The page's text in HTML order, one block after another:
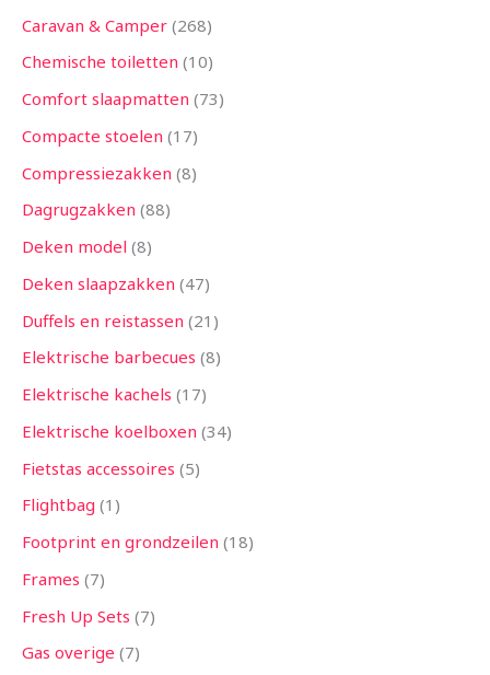
Caravan & Camper 268
Chemische toiletten 10
Comfort slaapmatten 73
Compacte stoelen 17
Compressiezakken 8
Dagrugzakken 88
Deken model 8
Deken slaapzakken 47
Duffels en reistassen 21
Elektrische barbecues 8
Elektrische kachels 17
Elektrische koelboxen 34
Fietstas accessoires 5
Flightbag 1
Footprint en grondzeilen 18
Frames 7
Fresh Up Sets 7
Gas overige 7